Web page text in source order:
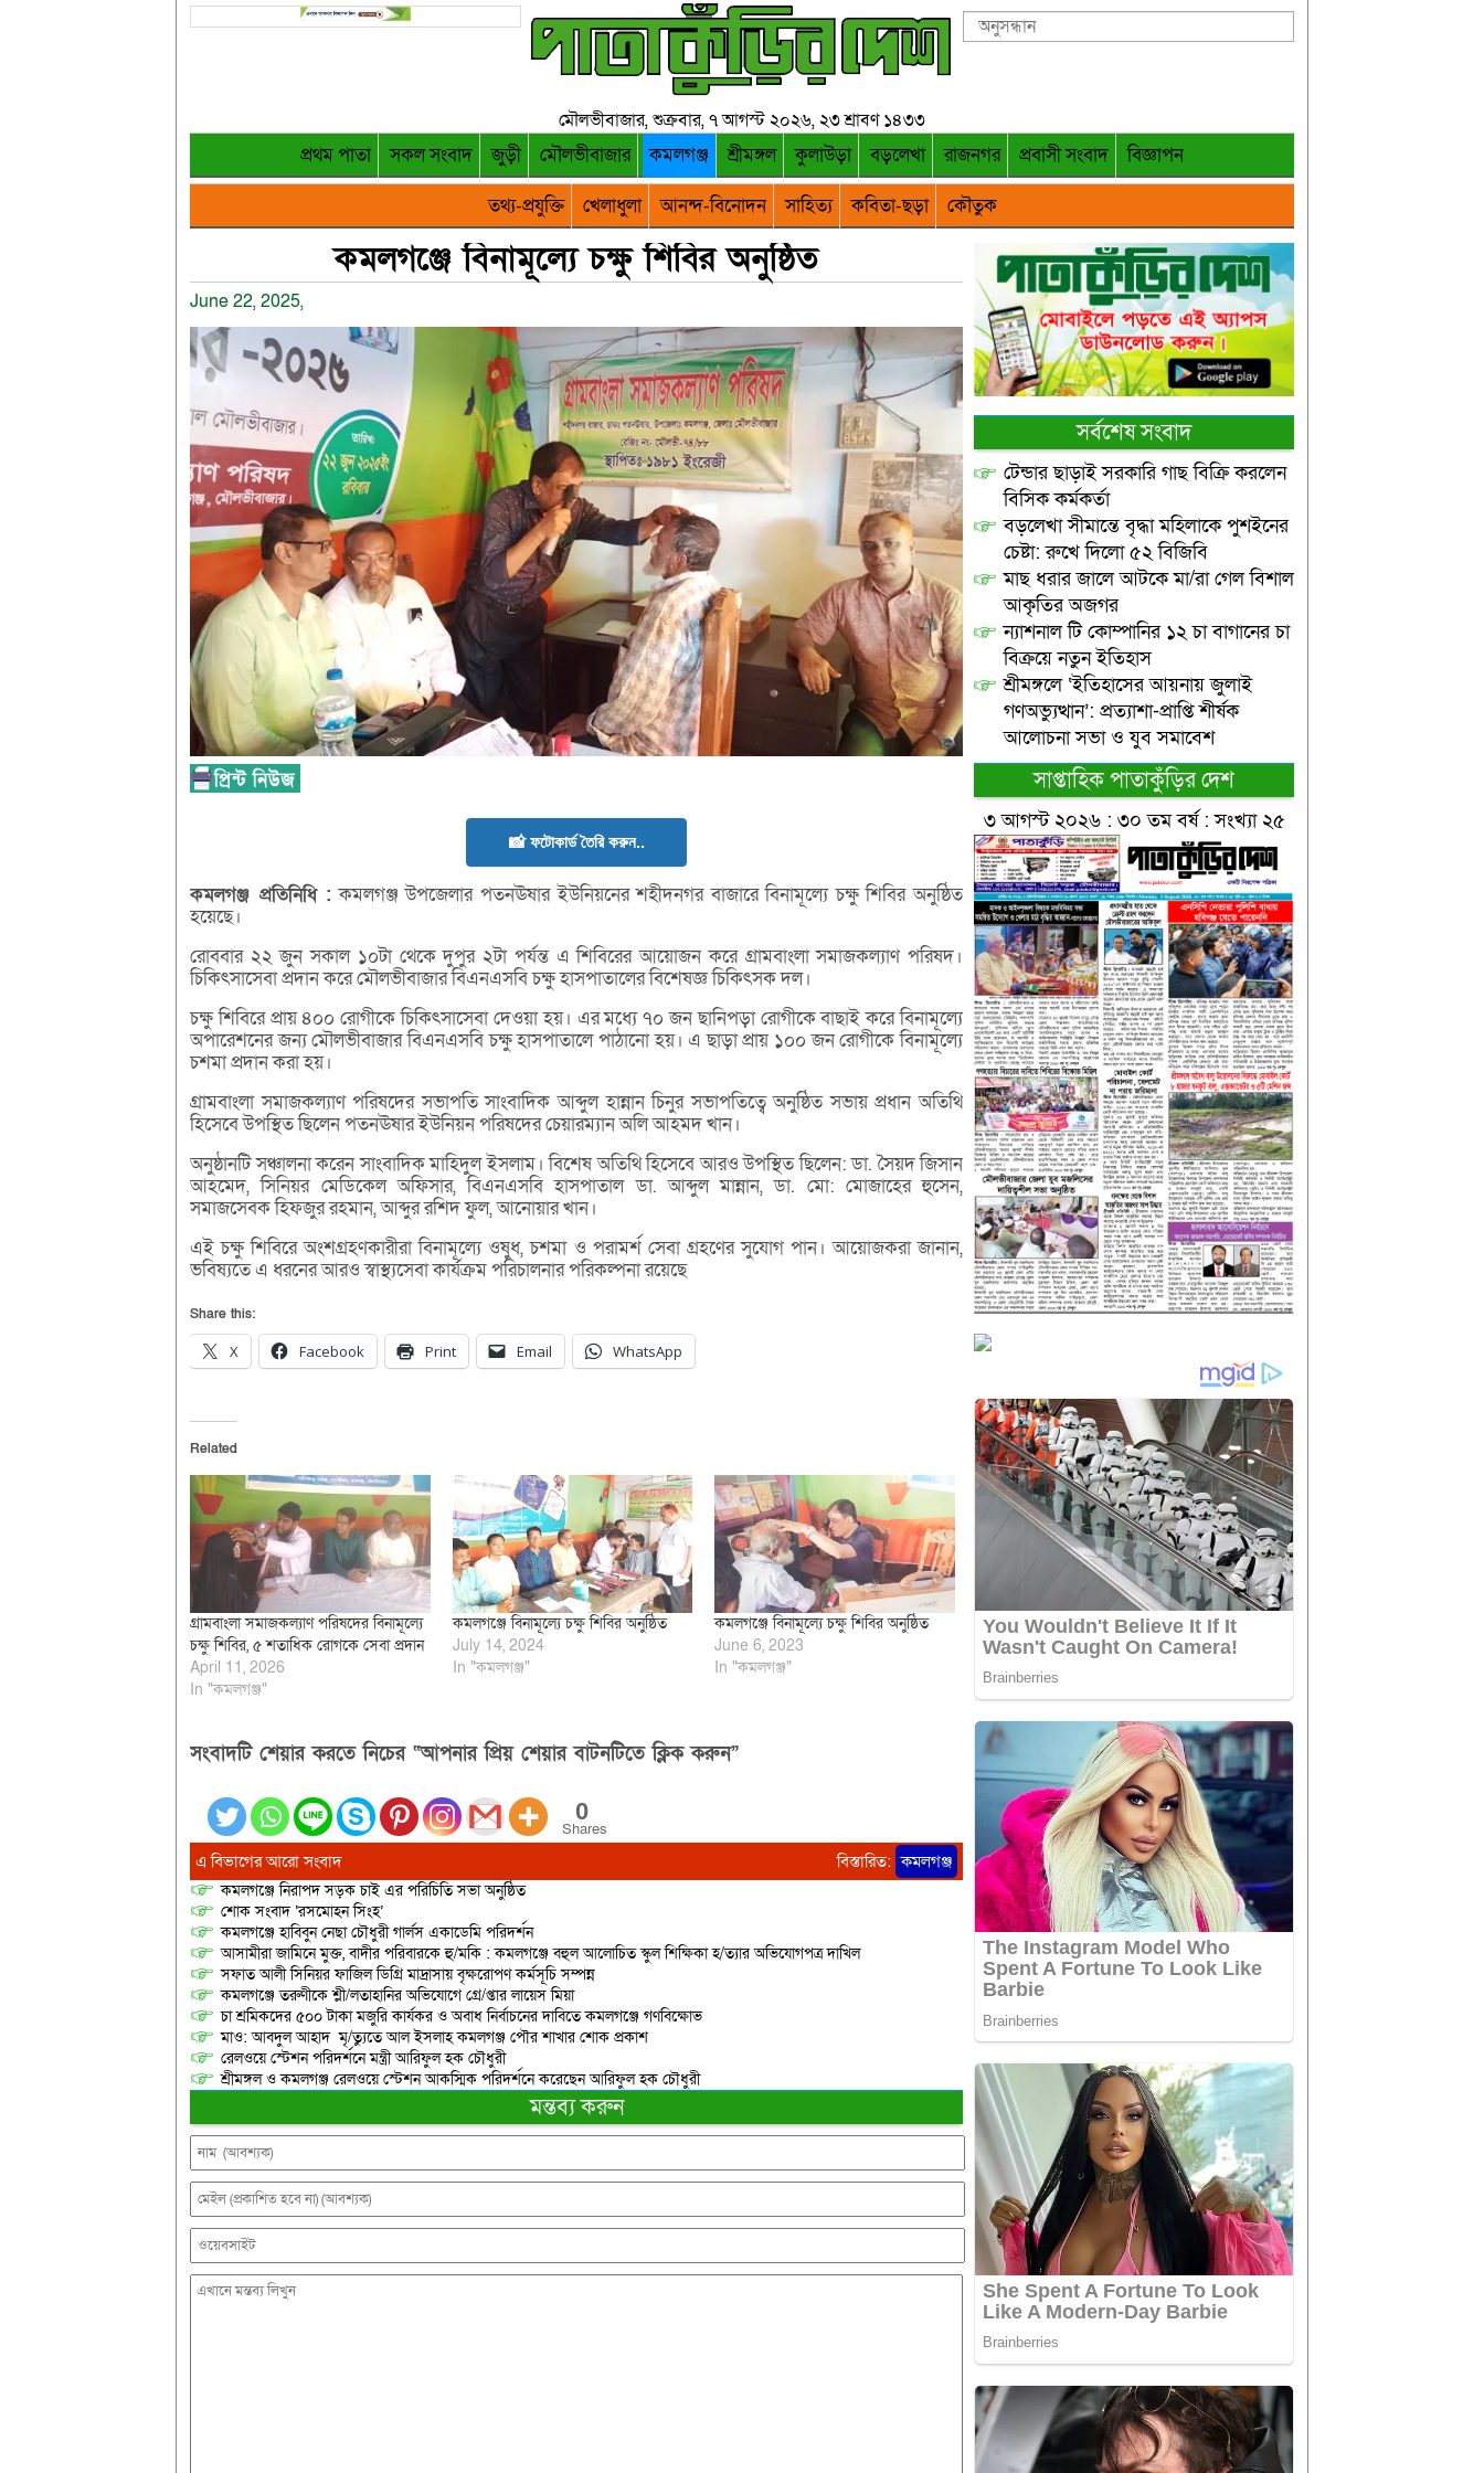
মৌলভীবাজার, শুক্রবার, ৭ আগস্ট ২০২৬, ২৩ শ্রাবণ ১৪৩৩
প্রথম পাতা সকল সংবাদ জুড়ী মৌলভীবাজার কমলগঞ্জ শ্রীমঙ্গল কুলাউড়া বড়লেখা রাজনগর প্রবাসী সংবাদ
বিজ্ঞাপন
তথ্য-প্রযুক্তি
খেলাধুলা আনন্দ-বিনোদন সাহিত্য কবিতা-ছড়া কৌতুক
কমলগঞ্জে বিনামূল্যে চক্ষু শিবির অনুষ্ঠিত
June 22, 2025,
📸 ফটোকার্ড তৈরি করুন..
কমলগঞ্জ প্রতিনিধি : কমলগঞ্জ উপজেলার পতনঊষার ইউনিয়নের শহীদনগর বাজারে বিনামূল্যে চক্ষু শিবির অনুষ্ঠিত
হয়েছে।
রোববার ২২ জুন সকাল ১০টা থেকে দুপুর ২টা পর্যন্ত এ শিবিরের আয়োজন করে গ্রামবাংলা সমাজকল্যাণ পরিষদ।
চিকিৎসাসেবা প্রদান করে মৌলভীবাজার বিএনএসবি চক্ষু হাসপাতালের বিশেষজ্ঞ চিকিৎসক দল।
চক্ষু শিবিরে প্রায় ৪০০ রোগীকে চিকিৎসাসেবা দেওয়া হয়। এর মধ্যে ৭০ জন ছানিপড়া রোগীকে বাছাই করে বিনামূল্যে
অপারেশনের জন্য মৌলভীবাজার বিএনএসবি চক্ষু হাসপাতালে পাঠানো হয়। এ ছাড়া প্রায় ১০০ জন রোগীকে বিনামূল্যে
চশমা প্রদান করা হয়।
গ্রামবাংলা সমাজকল্যাণ পরিষদের সভাপতি সাংবাদিক আব্দুল হান্নান চিনুর সভাপতিত্বে অনুষ্ঠিত সভায় প্রধান অতিথি
হিসেবে উপস্থিত ছিলেন পতনঊষার ইউনিয়ন পরিষদের চেয়ারম্যান অলি আহমদ খান।
অনুষ্ঠানটি সঞ্চালনা করেন সাংবাদিক মাহিদুল ইসলাম। বিশেষ অতিথি হিসেবে আরও উপস্থিত ছিলেন: ডা. সৈয়দ জিসান
আহমেদ, সিনিয়র মেডিকেল অফিসার, বিএনএসবি হাসপাতাল ডা. আব্দুল মান্নান, ডা. মো: মোজাহের হুসেন,
সমাজসেবক হিফজুর রহমান, আব্দুর রশিদ ফুল, আনোয়ার খান।
এই চক্ষু শিবিরে অংশগ্রহণকারীরা বিনামূল্যে ওষুধ, চশমা ও পরামর্শ সেবা গ্রহণের সুযোগ পান। আয়োজকরা জানান,
ভবিষ্যতে এ ধরনের আরও স্বাস্থ্যসেবা কার্যক্রম পরিচালনার পরিকল্পনা রয়েছে
Share this:
X Facebook Print Email WhatsApp
Related
গ্রামবাংলা সমাজকল্যাণ পরিষদের বিনামূল্যে
চক্ষু শিবির, ৫ শতাধিক রোগকে সেবা প্রদান
April 11, 2026
In "কমলগঞ্জ"
কমলগঞ্জে বিনামূল্যে চক্ষু শিবির অনুষ্ঠিত
July 14, 2024
In "কমলগঞ্জ"
কমলগঞ্জে বিনামূল্যে চক্ষু শিবির অনুষ্ঠিত
June 6, 2023
In "কমলগঞ্জ"
সংবাদটি শেয়ার করতে নিচের “আপনার প্রিয় শেয়ার বাটনটিতে ক্লিক করুন”
0
Shares
এ বিভাগের আরো সংবাদ বিস্তারিত: কমলগঞ্জ
কমলগঞ্জে নিরাপদ সড়ক চাই এর পরিচিতি সভা অনুষ্ঠিত
শোক সংবাদ ‘রসমোহন সিংহ’
কমলগঞ্জে হাবিবুন নেছা চৌধুরী গার্লস একাডেমি পরিদর্শন
আসামীরা জামিনে মুক্ত, বাদীর পরিবারকে হু/মকি : কমলগঞ্জে বহুল আলোচিত স্কুল শিক্ষিকা হ/ত্যার অভিযোগপত্র দাখিল
সফাত আলী সিনিয়র ফাজিল ডিগ্রি মাদ্রাসায় বৃক্ষরোপণ কর্মসূচি সম্পন্ন
কমলগঞ্জে তরুণীকে শ্লী/লতাহানির অভিযোগে গ্রে/প্তার লায়েস মিয়া
চা শ্রমিকদের ৫০০ টাকা মজুরি কার্যকর ও অবাধ নির্বাচনের দাবিতে কমলগঞ্জে গণবিক্ষোভ
মাও: আবদুল আহাদ মৃ/ত্যুতে আল ইসলাহ কমলগঞ্জ পৌর শাখার শোক প্রকাশ
রেলওয়ে স্টেশন পরিদর্শনে মন্ত্রী আরিফুল হক চৌধুরী
শ্রীমঙ্গল ও কমলগঞ্জ রেলওয়ে স্টেশন আকস্মিক পরিদর্শনে করেছেন আরিফুল হক চৌধুরী
মন্তব্য করুন
সর্বশেষ সংবাদ
টেন্ডার ছাড়াই সরকারি গাছ বিক্রি করলেন
বিসিক কর্মকর্তা
বড়লেখা সীমান্তে বৃদ্ধা মহিলাকে পুশইনের
চেষ্টা: রুখে দিলো ৫২ বিজিবি
মাছ ধরার জালে আটকে মা/রা গেল বিশাল
আকৃতির অজগর
ন্যাশনাল টি কোম্পানির ১২ চা বাগানের চা
বিক্রয়ে নতুন ইতিহাস
শ্রীমঙ্গলে ‘ইতিহাসের আয়নায় জুলাই
গণঅভ্যুত্থান’: প্রত্যাশা-প্রাপ্তি শীর্ষক
আলোচনা সভা ও যুব সমাবেশ
সাপ্তাহিক পাতাকুঁড়ির দেশ
৩ আগস্ট ২০২৬ : ৩০ তম বর্ষ : সংখ্যা ২৫